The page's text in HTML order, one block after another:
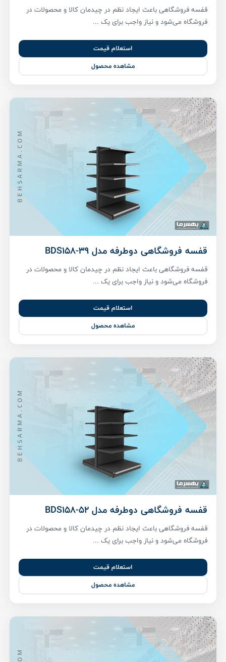
قفسه فروشگاهی باعث ایجاد نظم در چیدمان کالا و محصولات در
فروشگاه می‌شود و نیاز واجب برای یک ...
استعلام قیمت
مشاهده محصول
قفسه فروشگاهی دوطرفه مدل BDS158-39
قفسه فروشگاهی باعث ایجاد نظم در چیدمان کالا و محصولات در
فروشگاه می‌شود و نیاز واجب برای یک ...
استعلام قیمت
مشاهده محصول
قفسه فروشگاهی دوطرفه مدل BDS158-52
قفسه فروشگاهی باعث ایجاد نظم در چیدمان کالا و محصولات در
فروشگاه می‌شود و نیاز واجب برای یک ...
استعلام قیمت
مشاهده محصول